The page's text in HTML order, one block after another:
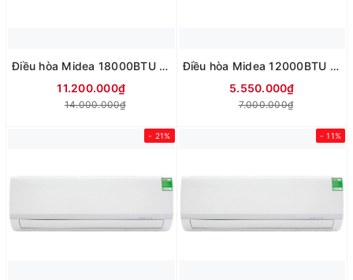
Điều hòa Midea 18000BTU 1 chiều MSAF-24CRN8
11.200.000₫
14.000.000₫
Điều hòa Midea 12000BTU 1 chiều Inverter MSAFC-13CRN8
5.550.000₫
7.000.000₫
- 21% - 11%